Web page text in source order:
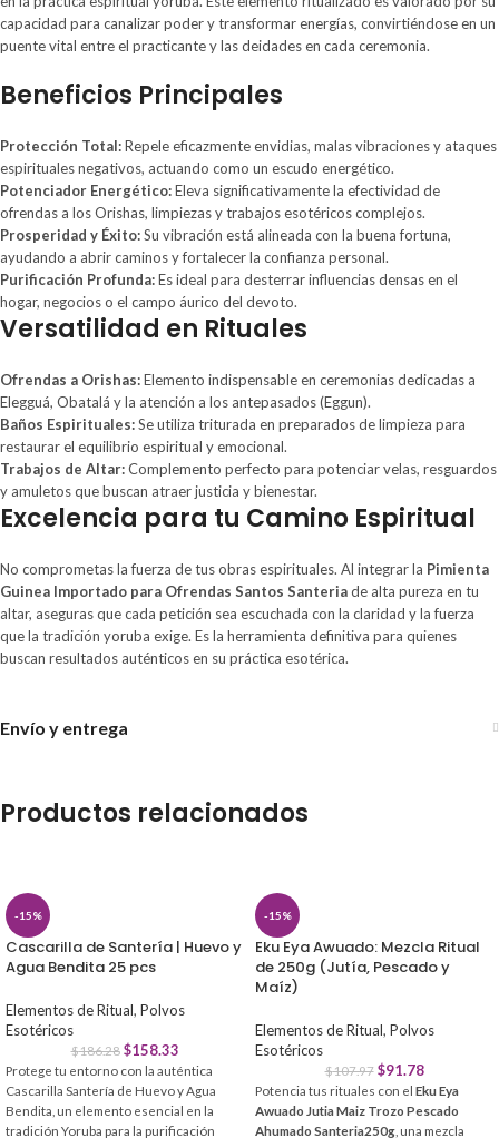
capacidad para canalizar poder y transformar energías, convirtiéndose en un
puente vital entre el practicante y las deidades en cada ceremonia.
Beneficios Principales
Protección Total:Repele eficazmente envidias, malas vibraciones y ataques
espirituales negativos, actuando como un escudo energético.
Potenciador Energético:Eleva significativamente la efectividad de
ofrendas a los Orishas, limpiezas y trabajos esotéricos complejos.
Prosperidad y Éxito:Su vibración está alineada con la buena fortuna,
ayudando a abrir caminos y fortalecer la confianza personal.
Purificación Profunda:Es ideal para desterrar influencias densas en el
hogar, negocios o el campo áurico del devoto.
Versatilidad en Rituales
Ofrendas a Orishas:Elemento indispensable en ceremonias dedicadas a
Elegguá, Obatalá y la atención a los antepasados (Eggun).
Baños Espirituales:Se utiliza triturada en preparados de limpieza para
restaurar el equilibrio espiritual y emocional.
Trabajos de Altar:Complemento perfecto para potenciar velas, resguardos
y amuletos que buscan atraer justicia y bienestar.
Excelencia para tu Camino Espiritual
No comprometas la fuerza de tus obras espirituales. Al integrar la Pimienta
Guinea Importado para Ofrendas Santos Santeriade alta pureza en tu
altar, aseguras que cada petición sea escuchada con la claridad y la fuerza
que la tradición yoruba exige. Es la herramienta definitiva para quienes
buscan resultados auténticos en su práctica esotérica.
Envío y entrega
Productos relacionados
-15%
Cascarilla de Santería | Huevo y
Agua Bendita 25 pcs
Elementos de Ritual, Polvos
Esotéricos
$186.28 $158.33
Protege tu entorno con la auténtica
Cascarilla Santería de Huevo y Agua
Bendita, un elemento esencial en la
tradición Yoruba para la purificación
-15%
Eku Eya Awuado: Mezcla Ritual
de 250g (Jutía, Pescado y
Maíz)
Elementos de Ritual, Polvos
Esotéricos
$107.97 $91.78
Potencia tus rituales con el Eku Eya
Awuado Jutia Maiz Trozo Pescado
Ahumado Santeria250g , una mezcla